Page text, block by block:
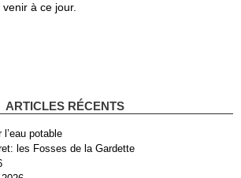
à ce jour.
ARTICLES RÉCENTS
potable
les Fosses de la Gardette